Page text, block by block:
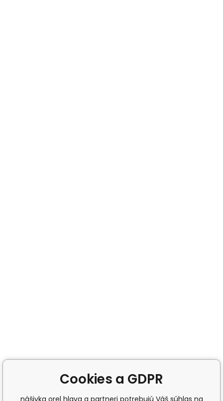
Cookies a GDPR
nášivka orel hlava a partneri potrebujú Váš súhlas na